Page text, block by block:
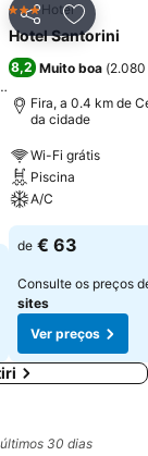
favoritos
Partilhar
3 Estrelas
Hotel
Hotel Santorini
8,2 Muito boa (2.080
Fira, a 0.4 km de
da cidade
Wi-Fi grátis
Piscina
A/C
de € 63
Consulte os preços
sites
Ver preços
30 dias